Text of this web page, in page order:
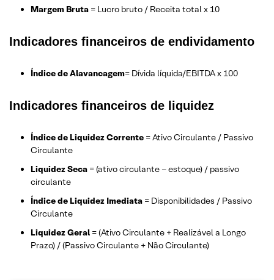
Margem Bruta = Lucro bruto / Receita total x 10
Indicadores financeiros de endividamento
Índice de Alavancagem= Dívida líquida/EBITDA x 100
Indicadores financeiros de liquidez
Índice de Liquidez Corrente = Ativo Circulante / Passivo
Circulante
Liquidez Seca = (ativo circulante – estoque) / passivo
circulante
Índice de Liquidez Imediata = Disponibilidades / Passivo
Circulante
Liquidez Geral = (Ativo Circulante + Realizável a Longo
Prazo) / (Passivo Circulante + Não Circulante)